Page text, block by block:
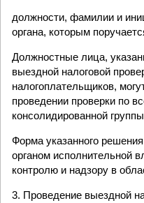
должности, фамилии и
органа, которым
Должностные лица,
выездной налоговой
налогоплательщиков,
проведении проверки по
консолидированной
Форма указанного
органом исполнительной
контролю и надзору в
3. Проведение выездной